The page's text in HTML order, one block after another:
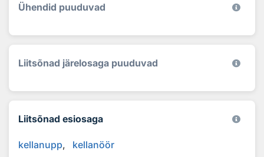
Ühendid puuduvad
Liitsõnad järelosaga puuduvad
Liitsõnad esiosaga
kellanupp kellanöör